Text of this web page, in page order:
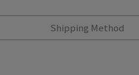
Shipping Method